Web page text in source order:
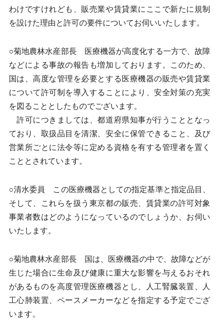
わけですけれども、販売業や賃貸業にここで新たに規制
を設けた理由と許可の要件についてお伺いいたします。
○菊地農林水産部長 医療機器が高度化する一方で、故障
などによる事故の報告も増加しております。このため、
国は、高度な管理を必要とする医療機器の販売や賃貸業
について許可制を導入することにより、安全対策の充実
を図ることとしたものでございます。
許可につきましては、都道府県知事が行うこととなっ
ており、取扱品目を清潔、安全に保管できること、及び
営業所ごとに法令等に定める資格を有する管理者を置く
こととされています。
○清水委員 この医療機器としての指定基準と指定品目、
そして、これらを扱う東京都の販売、賃貸業の許可対象
事業者数はどのようになっているのでしょうか、お伺い
いたします。
○菊地農林水産部長 国は、医療機器の中で、故障などが
生じた場合に生命及び健康に重大な影響を与えるおそれ
があるものを高度管理医療機器とし、人工腎臓装置、人
工心肺装置、ペースメーカーなどを指定する予定でござ
います。